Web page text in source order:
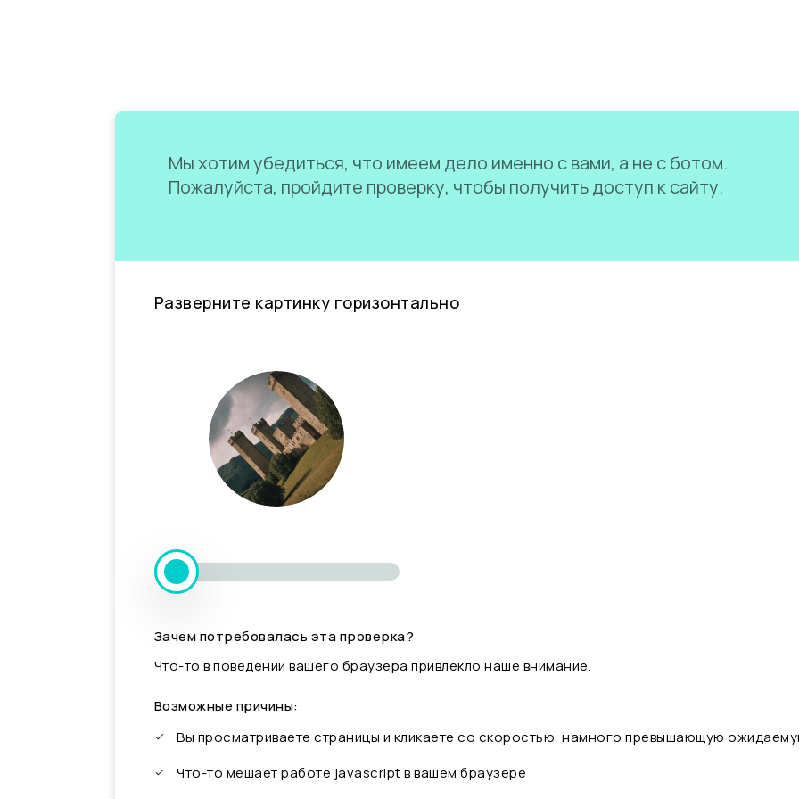
Мы хотим убедиться, что имеем дело именно с вами, а не с ботом.
Пожалуйста, пройдите проверку, чтобы получить доступ к сайту.
Разверните картинку горизонтально
Зачем потребовалась эта проверка?
Что-то в поведении вашего браузера привлекло наше внимание.
Возможные причины:
Вы просматриваете страницы и кликаете со скоростью, намного превышающую
Что-то мешает работе javascript в вашем браузере